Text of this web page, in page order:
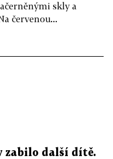
skly a
červenou...
zabilo další dítě.